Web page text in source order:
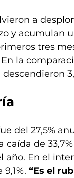
a
y acumulan
tres
la
del 27,5%
caída de
año. En el
“Es el